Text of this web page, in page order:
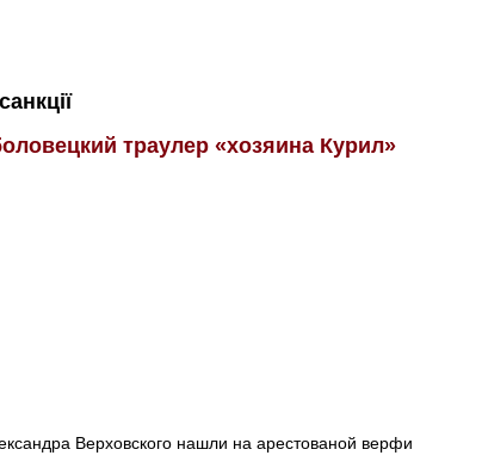
санкції
траулер «хозяина Курил»
Верховского нашли на арестованой верфи